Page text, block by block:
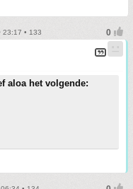
23:17 • 133
aloa het volgende: